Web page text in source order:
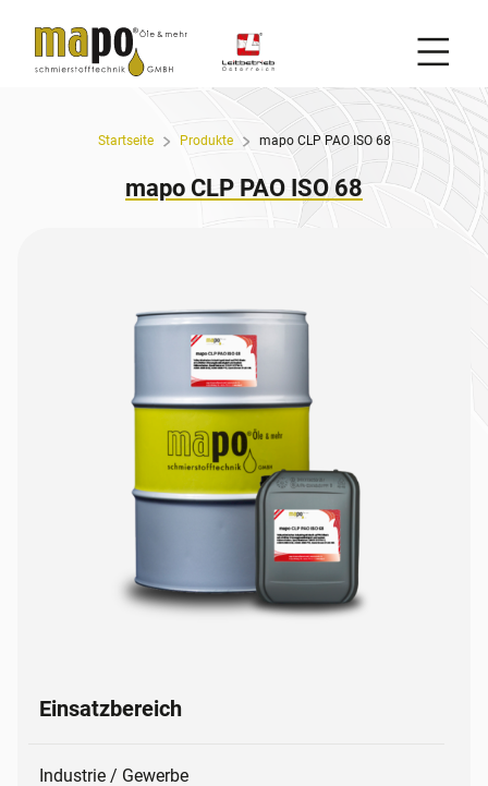
Startseite Produkte mapo CLP PAO ISO 68
mapo CLP PAO ISO 68
Einsatzbereich
Industrie / Gewerbe